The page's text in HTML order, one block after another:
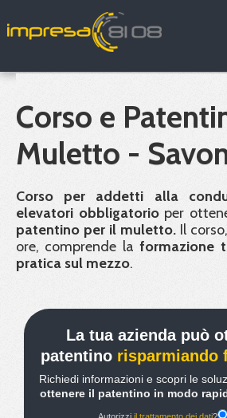
Blog
Chi
Corso e
Muletto -
Corso per addetti alla
elevatori obbligatorioper
patentino per il muletto. Il
ore, comprende laformazione
pratica sul mezzo.
La tua azienda può
patentino risparmiando
Richiedi informazioni e scopri le
ottenere il patentino in modo
Autorizzi il trattamento dei dati?